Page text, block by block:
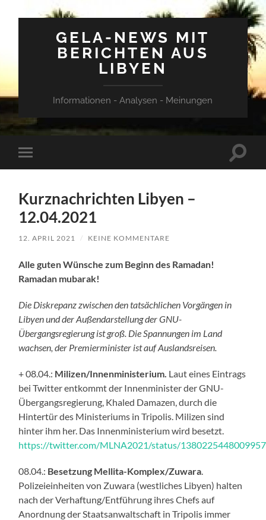
GELA-NEWS MIT
BERICHTEN AUS
LIBYEN
Informationen - Analysen - Meinungen
Mobile-
Menü
Kurznachrichten Libyen –
12.04.2021
12. APRIL 2021 / KEINE KOMMENTARE
Alle guten Wünsche zum Beginn des Ramadan!
Ramadan mubarak!
Die Diskrepanz zwischen den tatsächlichen Vorgängen in
Libyen und der Außendarstellung der GNU-
Übergangsregierung ist groß. Die Spannungen im Land
wachsen, der Premierminister ist auf Auslandsreisen.
+ 08.04.: Milizen/Innenministerium. Laut eines Eintrags
bei Twitter entkommt der Innenminister der GNU-
Übergangsregierung, Khaled Damazen, durch die
Hintertür des Ministeriums in Tripolis. Milizen sind
hinter ihm her. Das Innenministerium wird besetzt.
https://twitter.com/MLNA2021/status/
08.04.: Besetzung Mellita-Komplex/Zuwara
Polizeieinheiten von Zuwara (westliches Libyen) halten
nach der Verhaftung/Entführung ihres Chefs auf
Anordnung der Staatsanwaltschaft in Tripolis immer